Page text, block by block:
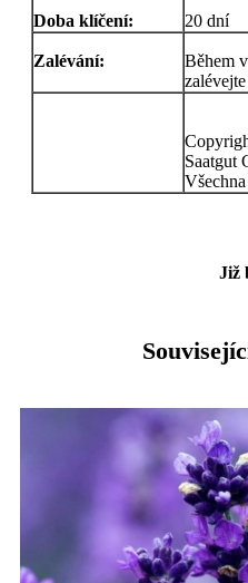
Doba klíčení: 20 dní
Zalévání:
Během
zalévejte
Saatgut
Již